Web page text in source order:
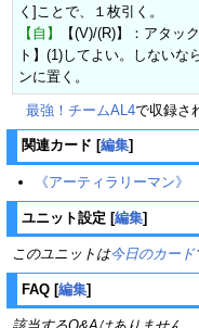
く]ことで、１枚引く。
【自】
【(V)/(R)】：アタッ
ト】(1)してよい。しないな
ンに置く。
最強！チームAL4で収録さ
関連カード [編集]
《アーティラリーマン》
ユニット設定 [編集]
このユニットは今日のカード
FAQ [編集]